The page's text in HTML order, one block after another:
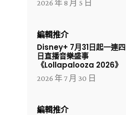
2026 年 8 月 5 日
編輯推介
Disney+ 7月31日起一連四
日直播音樂盛事
《Lollapalooza 2026》
2026 年 7 月 30 日
編輯推介